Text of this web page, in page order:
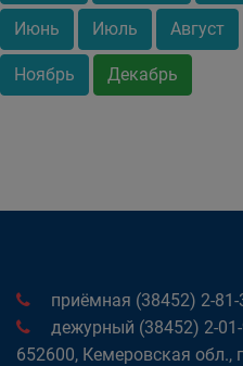
Июнь Июль Август
Ноябрь Декабрь
приёмная (38452) 2-81-
дежурный (38452) 2-
652600, Кемеровская обл.,